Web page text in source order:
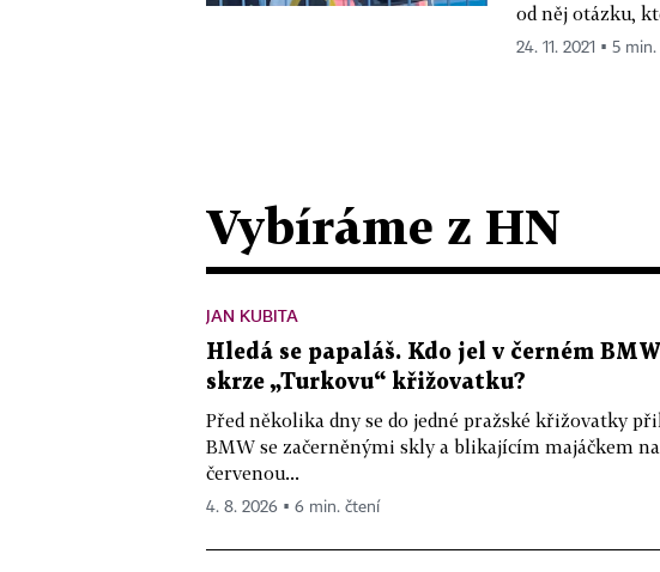
od něj otázku,
24. 11. 2021 ▪ 5
Vybíráme z HN
JAN KUBITA
Hledá se papaláš. Kdo jel v černém
skrze „Turkovu“ křižovatku?
Před několika dny se do jedné pražské křižovatky
BMW se začerněnými skly a blikajícím majáčkem
červenou...
4. 8. 2026 ▪ 6 min. čtení